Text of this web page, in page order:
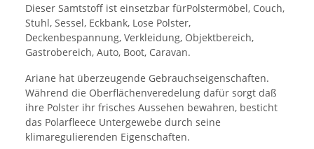
Dieser Samtstoff ist einsetzbar fürPolstermöbel, Couch,
Stuhl, Sessel, Eckbank, Lose Polster,
Deckenbespannung, Verkleidung, Objektbereich,
Gastrobereich, Auto, Boot, Caravan.
Ariane hat überzeugende Gebrauchseigenschaften.
Während die Oberflächenveredelung dafür sorgt daß
ihre Polster ihr frisches Aussehen bewahren, besticht
das Polarfleece Untergewebe durch seine
klimaregulierenden Eigenschaften.